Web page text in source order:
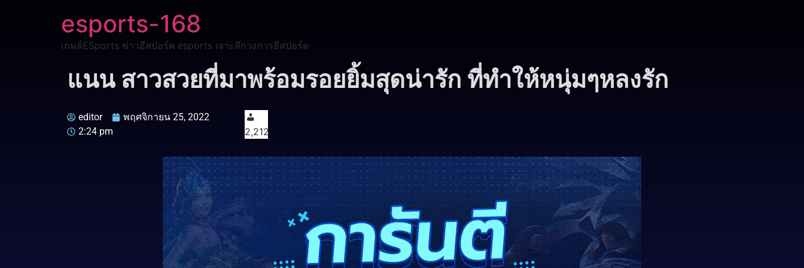
esports-168
เกมส์ESports ข่าวอีสปอร์ต esports เจาะลึกวงการอีสปอร์ต
แนน สาวสวยที่มาพร้อมรอยยิ้มสุดน่ารัก ที่ทำให้หนุ่มๆหลงรัก
editor
พฤศจิกายน 25, 2022
2:24 pm
2,212